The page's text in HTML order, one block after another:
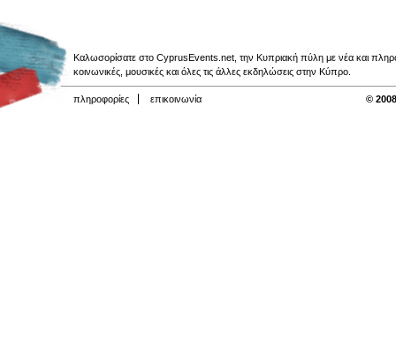
Καλωσορίσατε στο CyprusEvents.net, την Κυπριακή πύλη με νέα και
κοινωνικές, μουσικές και όλες τις άλλες εκδηλώσεις στην Κύπρο.
πληροφορίες επικοινωνία ©